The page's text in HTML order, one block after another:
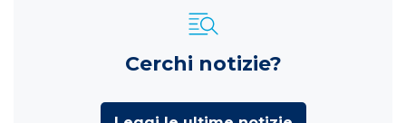
Cerchi notizie?